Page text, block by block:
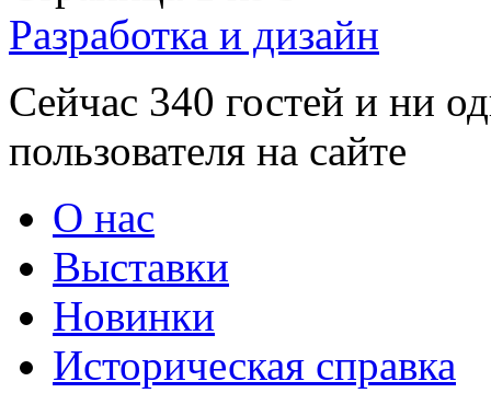
Разработка и дизайн
Сейчас 340 гостей и ни
пользователя на сайте
О нас
Выставки
Новинки
Историческая справка